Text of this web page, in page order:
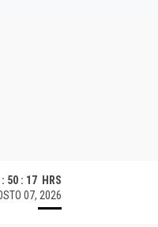
: 50 : 17 HRS
07, 2026